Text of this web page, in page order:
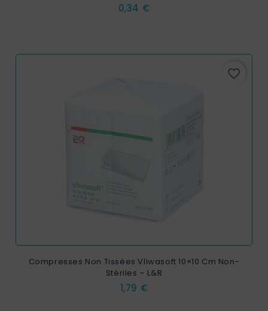
Prix
0,34 €
favorite_border
Compresses Non Tissées Vliwasoft 10×10 Cm Non-
Stériles – L&R
Prix
1,79 €